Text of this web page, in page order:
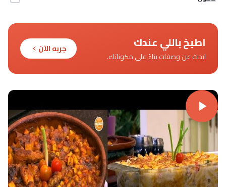
اطبخ باللي عندك
ابحث عن وصفات بناءً على مكوناتك.
جربه الآن